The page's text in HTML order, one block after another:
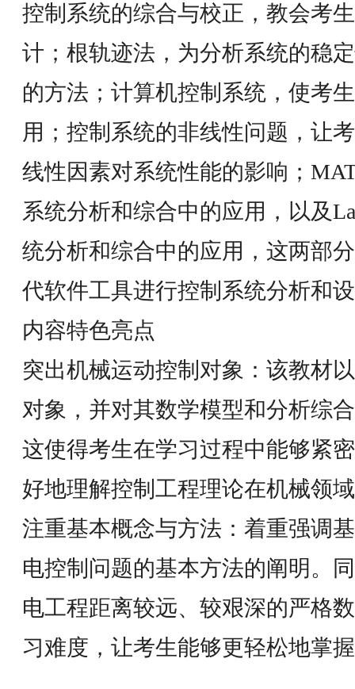
控制系统的综合与校正，教会考
计；根轨迹法，为分析系统的稳
的方法；计算机控制系统，使考
用；控制系统的非线性问题，让
线性因素对系统性能的影响；
系统分析和综合中的应用，以及
统分析和综合中的应用，这两部
代软件工具进行控制系统分析和
内容特色亮点
突出机械运动控制对象：该教材
对象，并对其数学模型和分析综
这使得考生在学习过程中能够紧
好地理解控制工程理论在机械领
注重基本概念与方法：着重强调
电控制问题的基本方法的阐明。
电工程距离较远、较艰深的严格
习难度，让考生能够更轻松地掌